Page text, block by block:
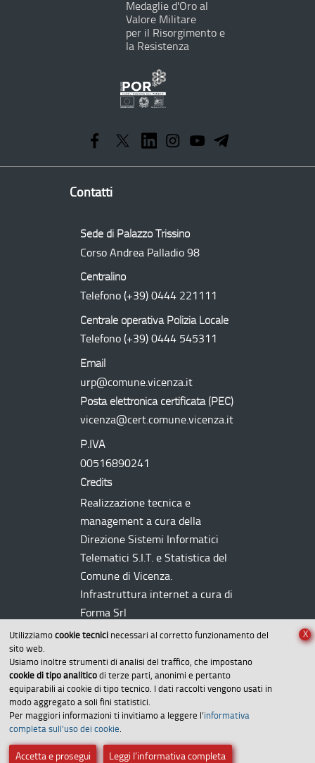
Utilizziamo cookie tecnici necessari al corretto funzionamento del
sito web.
Usiamo inoltre strumenti di analisi del traffico, che impostano
cookie di tipo analitico di terze parti, anonimi e pertanto
equiparabili ai cookie di tipo tecnico. I dati raccolti vengono usati in
modo aggregato a soli fini statistici.
Per maggiori informazioni ti invitiamo a leggere l’informativa
completa sull’uso dei cookie
Accetta e prosegui Leggi l’informativa completa
X
Medaglie d'Oro al
Valore Militare
per il Risorgimento e
la Resistenza
Operativo
Regionale
Contatti
Sede di Palazzo Trissino
Corso Andrea Palladio 98
Centralino
Telefono (+39) 0444 221111
Centrale operativa Polizia Locale
Telefono (+39) 0444 545311
Email
urp@comune.vicenza.it
Posta elettronica certificata (PEC)
vicenza@cert.comune.vicenza.it
P.IVA
00516890241
Credits
Realizzazione tecnica e
management a cura della
Direzione Sistemi Informatici
Telematici S.I.T. e Statistica del
Comune di Vicenza.
Infrastruttura internet a cura di
Forma Srl
Amministrazione trasparente
Dichiarazione di accessibilità